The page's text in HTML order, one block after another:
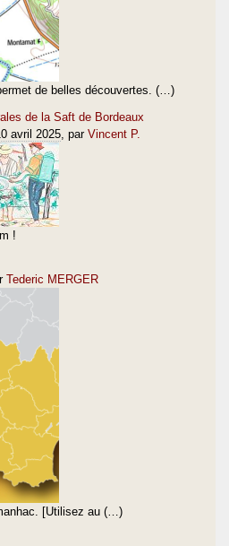
de belles découvertes. (…)
de la Saft de Bordeaux
avril 2025 , par Vincent P.
!
Tederic MERGER
[Utilisez au (…)